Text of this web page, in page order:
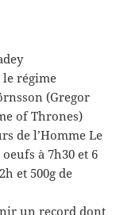
régime
(Gregor
of Thrones)
de l’Homme Le
à 7h30 et 6
et 500g de
un record dont